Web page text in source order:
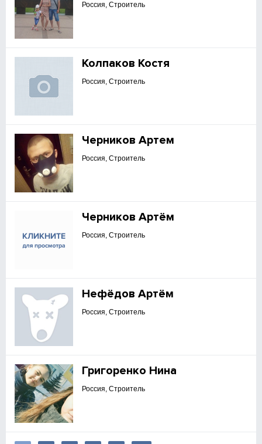
Россия, Строитель
Колпаков Костя
Россия, Строитель
Черников Артем
Россия, Строитель
Черников Артём
Россия, Строитель
Нефёдов Артём
Россия, Строитель
Григоренко Нина
Россия, Строитель